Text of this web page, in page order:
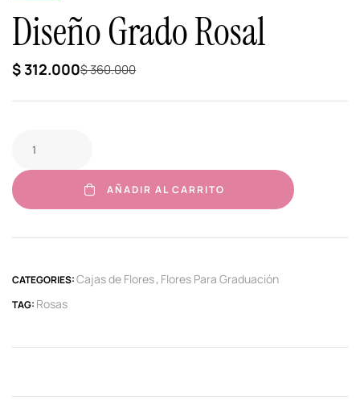
Diseño Grado Rosal
$360.000
$312.000
AÑADIR AL CARRITO
CATEGORIES:Cajas de Flores, Flores Para Graduación
TAG: Rosas